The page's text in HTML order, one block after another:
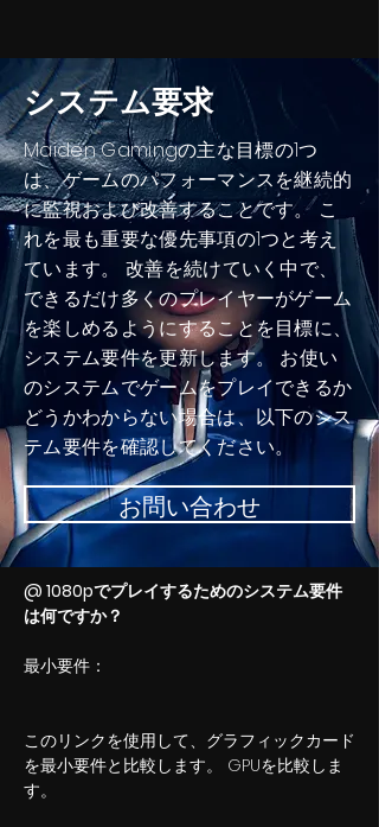
システム要求
Maiden Gamingの主な目標の1つ
は、ゲームのパフォーマンスを継続的
に監視および改善することです。 こ
れを最も重要な優先事項の1つと考え
ています。 改善を続けていく中で、
できるだけ多くのプレイヤーがゲーム
を楽しめるようにすることを目標に、
システム要件を更新します。 お使い
のシステムでゲームをプレイできるか
どうかわからない場合は、以下のシス
テム要件を確認してください。
お問い合わせ
@ 1080pでプレイするためのシステム要件
は何ですか？
最小要件：
このリンクを使用して、グラフィックカード
を最小要件と比較します。 GPUを比較しま
す。